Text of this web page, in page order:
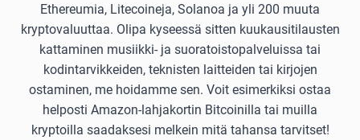
Ethereumia, Litecoineja, Solanoa ja yli 200 muuta
kryptovaluuttaa. Olipa kyseessä sitten kuukausitilausten
kattaminen musiikki- ja suoratoistopalveluissa tai
kodintarvikkeiden, teknisten laitteiden tai kirjojen
ostaminen, me hoidamme sen. Voit esimerkiksi ostaa
helposti Amazon-lahjakortin Bitcoinilla tai muilla
kryptoilla saadaksesi melkein mitä tahansa tarvitset!